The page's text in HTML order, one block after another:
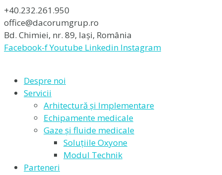
+40.232.261.950
office@dacorumgrup.ro
Bd. Chimiei, nr. 89, Iași, România
Facebook-fYoutube Linkedin Instagram
Despre noi
Servicii
Arhitectură și Implementare
Echipamente medicale
Gaze și fluide medicale
Soluțiile Oxyone
Modul Technik
Parteneri